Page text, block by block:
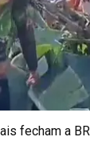
fecham a